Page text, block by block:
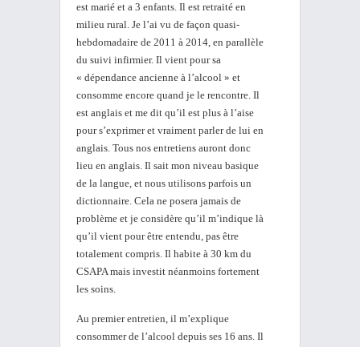
est marié et a 3 enfants. Il est retraité en
milieu rural. Je l’ai vu de façon quasi-
hebdomadaire de 2011 à 2014, en parallèle
du suivi infirmier. Il vient pour sa
« dépendance ancienne à l’alcool » et
consomme encore quand je le rencontre. Il
est anglais et me dit qu’il est plus à l’aise
pour s’exprimer et vraiment parler de lui en
anglais. Tous nos entretiens auront donc
lieu en anglais. Il sait mon niveau basique
de la langue, et nous utilisons parfois un
dictionnaire. Cela ne posera jamais de
problème et je considère qu’il m’indique là
qu’il vient pour être entendu, pas être
totalement compris. Il habite à 30 km du
CSAPA mais investit néanmoins fortement
les soins.
Au premier entretien, il m’explique
consommer de l’alcool depuis ses 16 ans. Il